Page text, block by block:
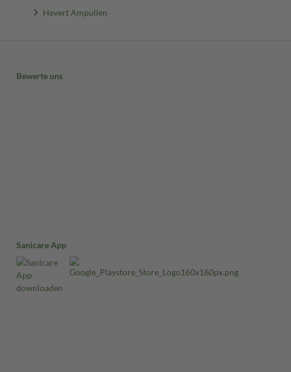
Hevert Ampullen
Bewerte uns
Sanicare App